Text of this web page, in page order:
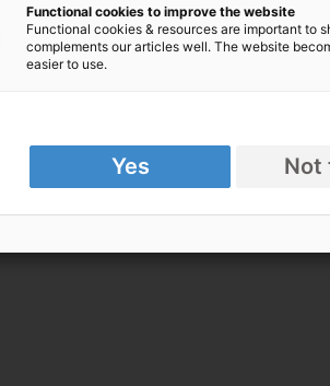
Functional cookies to improve the website
Functional cookies & resources are important to
complements our articles well. The website
easier to use.
Yes Not